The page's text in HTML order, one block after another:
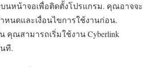
นหน้าจอเพื่อติดตั้งโปรแกรม. คุณอาจจะ
หนดและเงื่อนไขการใช้งานก่อน.
คุณสามารถเริ่มใช้งาน Cyberlink
ที.